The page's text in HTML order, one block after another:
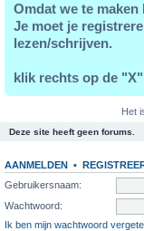
Omdat we te maken
Je moet je
lezen/schrijven.
klik rechts op de
Het
Deze site heeft geen forums.
AANMELDEN •
Gebruikersnaam:
Wachtwoord:
Ik ben mijn wachtwoord